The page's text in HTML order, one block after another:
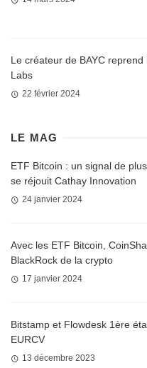
Le créateur de BAYC
Labs
22 février 2024
LE MAG
ETF Bitcoin : un signal de
se réjouit Cathay Innovation
24 janvier 2024
Avec les ETF Bitcoin,
BlackRock de la crypto
17 janvier 2024
Bitstamp et Flowdesk 1ère
EURCV
13 décembre 2023